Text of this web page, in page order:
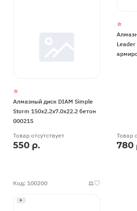
Алмазный диск DIAM Simple
Storm 150x2.2x7.0x22.2 бетон
000215
Товар отсутствует
550 р.
Товар
780
Код: 100200